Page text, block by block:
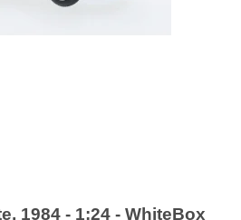
1984 - 1:24 - WhiteBox